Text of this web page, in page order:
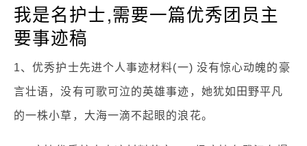
我是名护士,需要一篇优秀团员主
要事迹稿
1、优秀护士先进个人事迹材料(一) 没有惊心动魄的豪
言壮语，没有可歌可泣的英雄事迹，她犹如田野平凡
的一株小草，大海一滴不起眼的浪花。